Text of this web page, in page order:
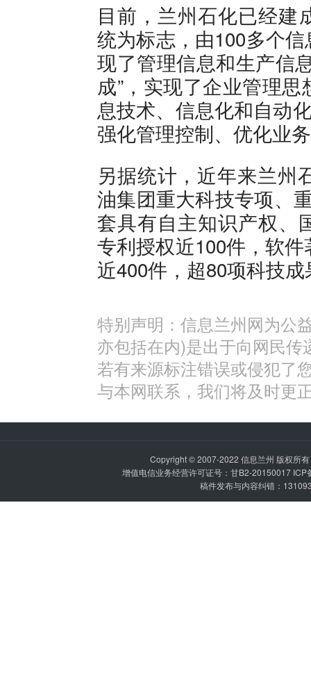
目前，兰州石化已经建
统为标志，由100多个
现了管理信息和生产信
成”，实现了企业管理
息技术、信息化和自动
强化管理控制、优化业
另据统计，近年来兰州
油集团重大科技专项、
套具有自主知识产权、
专利授权近100件，软
近400件，超80项科技
特别声明：信息兰州网为公
亦包括在内)是出于向网民
若有来源标注错误或侵犯了
与本网联系，我们将及时更
Copyright © 2007-2022 信息兰州 版权所
增值电信业务经营许可证号：甘B2-20150017 ICP
稿件发布与内容纠错：